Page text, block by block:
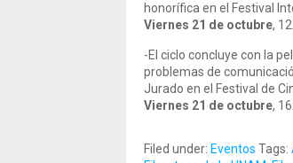
honorífica en el Festival
Viernes 21 de octubre,
-El ciclo concluye con la
problemas de
Jurado en el Festival de
Viernes 21 de octubre,
Filed under: Eventos Tags: